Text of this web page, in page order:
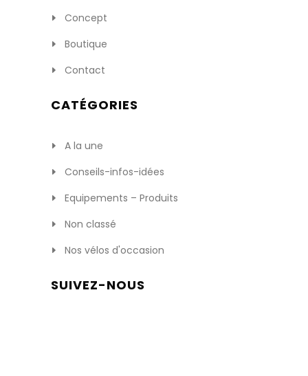
Concept
Boutique
Contact
CATÉGORIES
A la une
Conseils-infos-idées
Equipements – Produits
Non classé
Nos vélos d'occasion
SUIVEZ-NOUS